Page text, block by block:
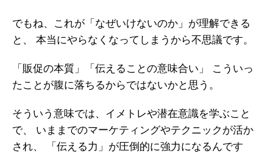
でもね、これが「なぜいけないのか」が理解できる
と、
本当にやらなくなってしまうから不思議です。
「販促の本質」「伝えることの意味合い」
こういっ
たことが腹に落ちるからではないかと思う。
そういう意味では、イメトレや潜在意識を学ぶこと
で、
いままでのマーケティングやテクニックが活か
され、
「伝える力」が圧倒的に強力になるんです